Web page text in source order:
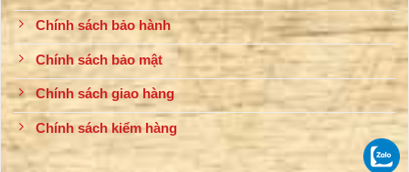
Chính sách bảo hành
Chính sách bảo mật
Chính sách giao hàng
Chính sách kiểm hàng